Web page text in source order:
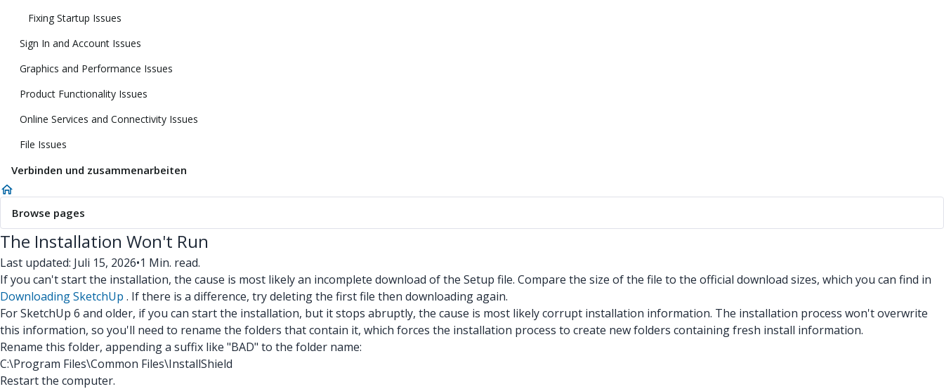
Fixing Startup Issues
Sign In and Account Issues
Graphics and Performance Issues
Product Functionality Issues
Online Services and Connectivity Issues
File Issues
Verbinden und zusammenarbeiten
Browse pages
The Installation Won't Run
Last updated: Juli 15, 2026•1 Min. read.
If you can't start the installation, the cause is most likely an incomplete download of the Setup file. Compare the size of the file to the official download sizes, which you can find in
Downloading SketchUp . If there is a difference, try deleting the first file then downloading again.
For SketchUp 6 and older, if you can start the installation, but it stops abruptly, the cause is most likely corrupt installation information. The installation process won't overwrite
this information, so you'll need to rename the folders that contain it, which forces the installation process to create new folders containing fresh install information.
Rename this folder, appending a suffix like "BAD" to the folder name:
C:\Program Files\Common Files\InstallShield
Restart the computer.